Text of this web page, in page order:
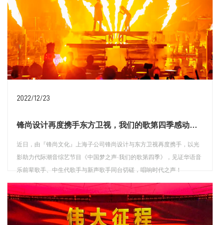
2022/12/23
锋尚设计再度携手东方卫视，我们的歌第四季感动回归！
近日，由『锋尚文化』上海子公司锋尚设计与东方卫视再度携手，以光
影助力代际潮音综艺节目《中国梦之声·我们的歌第四季》，见证华语音
乐前辈歌手、中生代歌手与新声歌手同台切磋，唱响时代之声！
查看详情